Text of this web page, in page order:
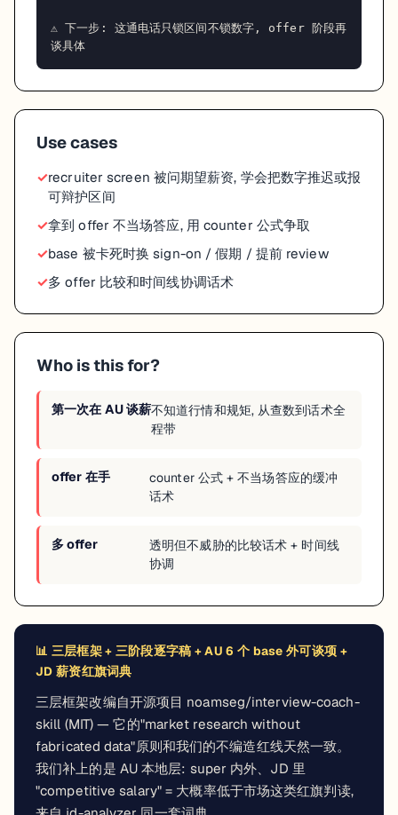
⚠️ 下一步: 这通电话只锁区间不锁数字, offer 阶段再
谈具体
Use cases
recruiter screen 被问期望薪资, 学会把数字推迟或报
可辩护区间
拿到 offer 不当场答应, 用 counter 公式争取
base 被卡死时换 sign-on / 假期 / 提前 review
多 offer 比较和时间线协调话术
Who is this for?
第一次在 AU 谈薪不知道行情和规矩, 从查数到话术全
程带
offer 在手
counter 公式 + 不当场答应的缓冲
话术
多 offer
透明但不威胁的比较话术 + 时间线
协调
📊 三层框架 + 三阶段逐字稿 + AU 6 个 base 外可谈项 +
JD 薪资红旗词典
三层框架改编自开源项目 noamseg/interview-coach-
skill (MIT) — 它的"market research without
fabricated data"原则和我们的不编造红线天然一致。
我们补上的是 AU 本地层: super 内外、JD 里
"competitive salary" = 大概率低于市场这类红旗判读,